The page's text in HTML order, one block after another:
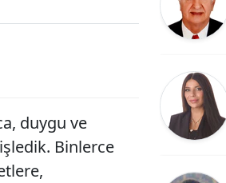
Antalya
Bilecik
duygu ve
Binlerce